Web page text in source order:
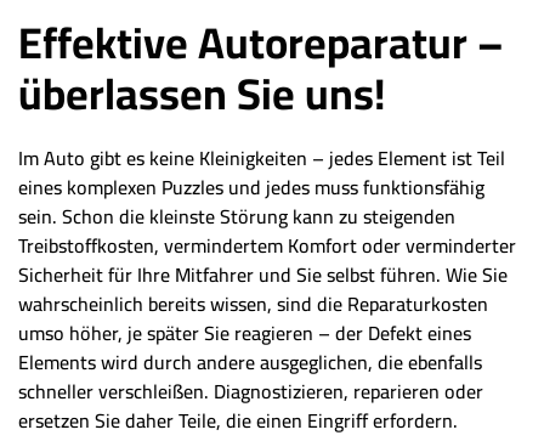
Effektive Autoreparatur –
überlassen Sie uns!
Im Auto gibt es keine Kleinigkeiten – jedes Element ist Teil
eines komplexen Puzzles und jedes muss funktionsfähig
sein. Schon die kleinste Störung kann zu steigenden
Treibstoffkosten, vermindertem Komfort oder verminderter
Sicherheit für Ihre Mitfahrer und Sie selbst führen. Wie Sie
wahrscheinlich bereits wissen, sind die Reparaturkosten
umso höher, je später Sie reagieren – der Defekt eines
Elements wird durch andere ausgeglichen, die ebenfalls
schneller verschleißen. Diagnostizieren, reparieren oder
ersetzen Sie daher Teile, die einen Eingriff erfordern.